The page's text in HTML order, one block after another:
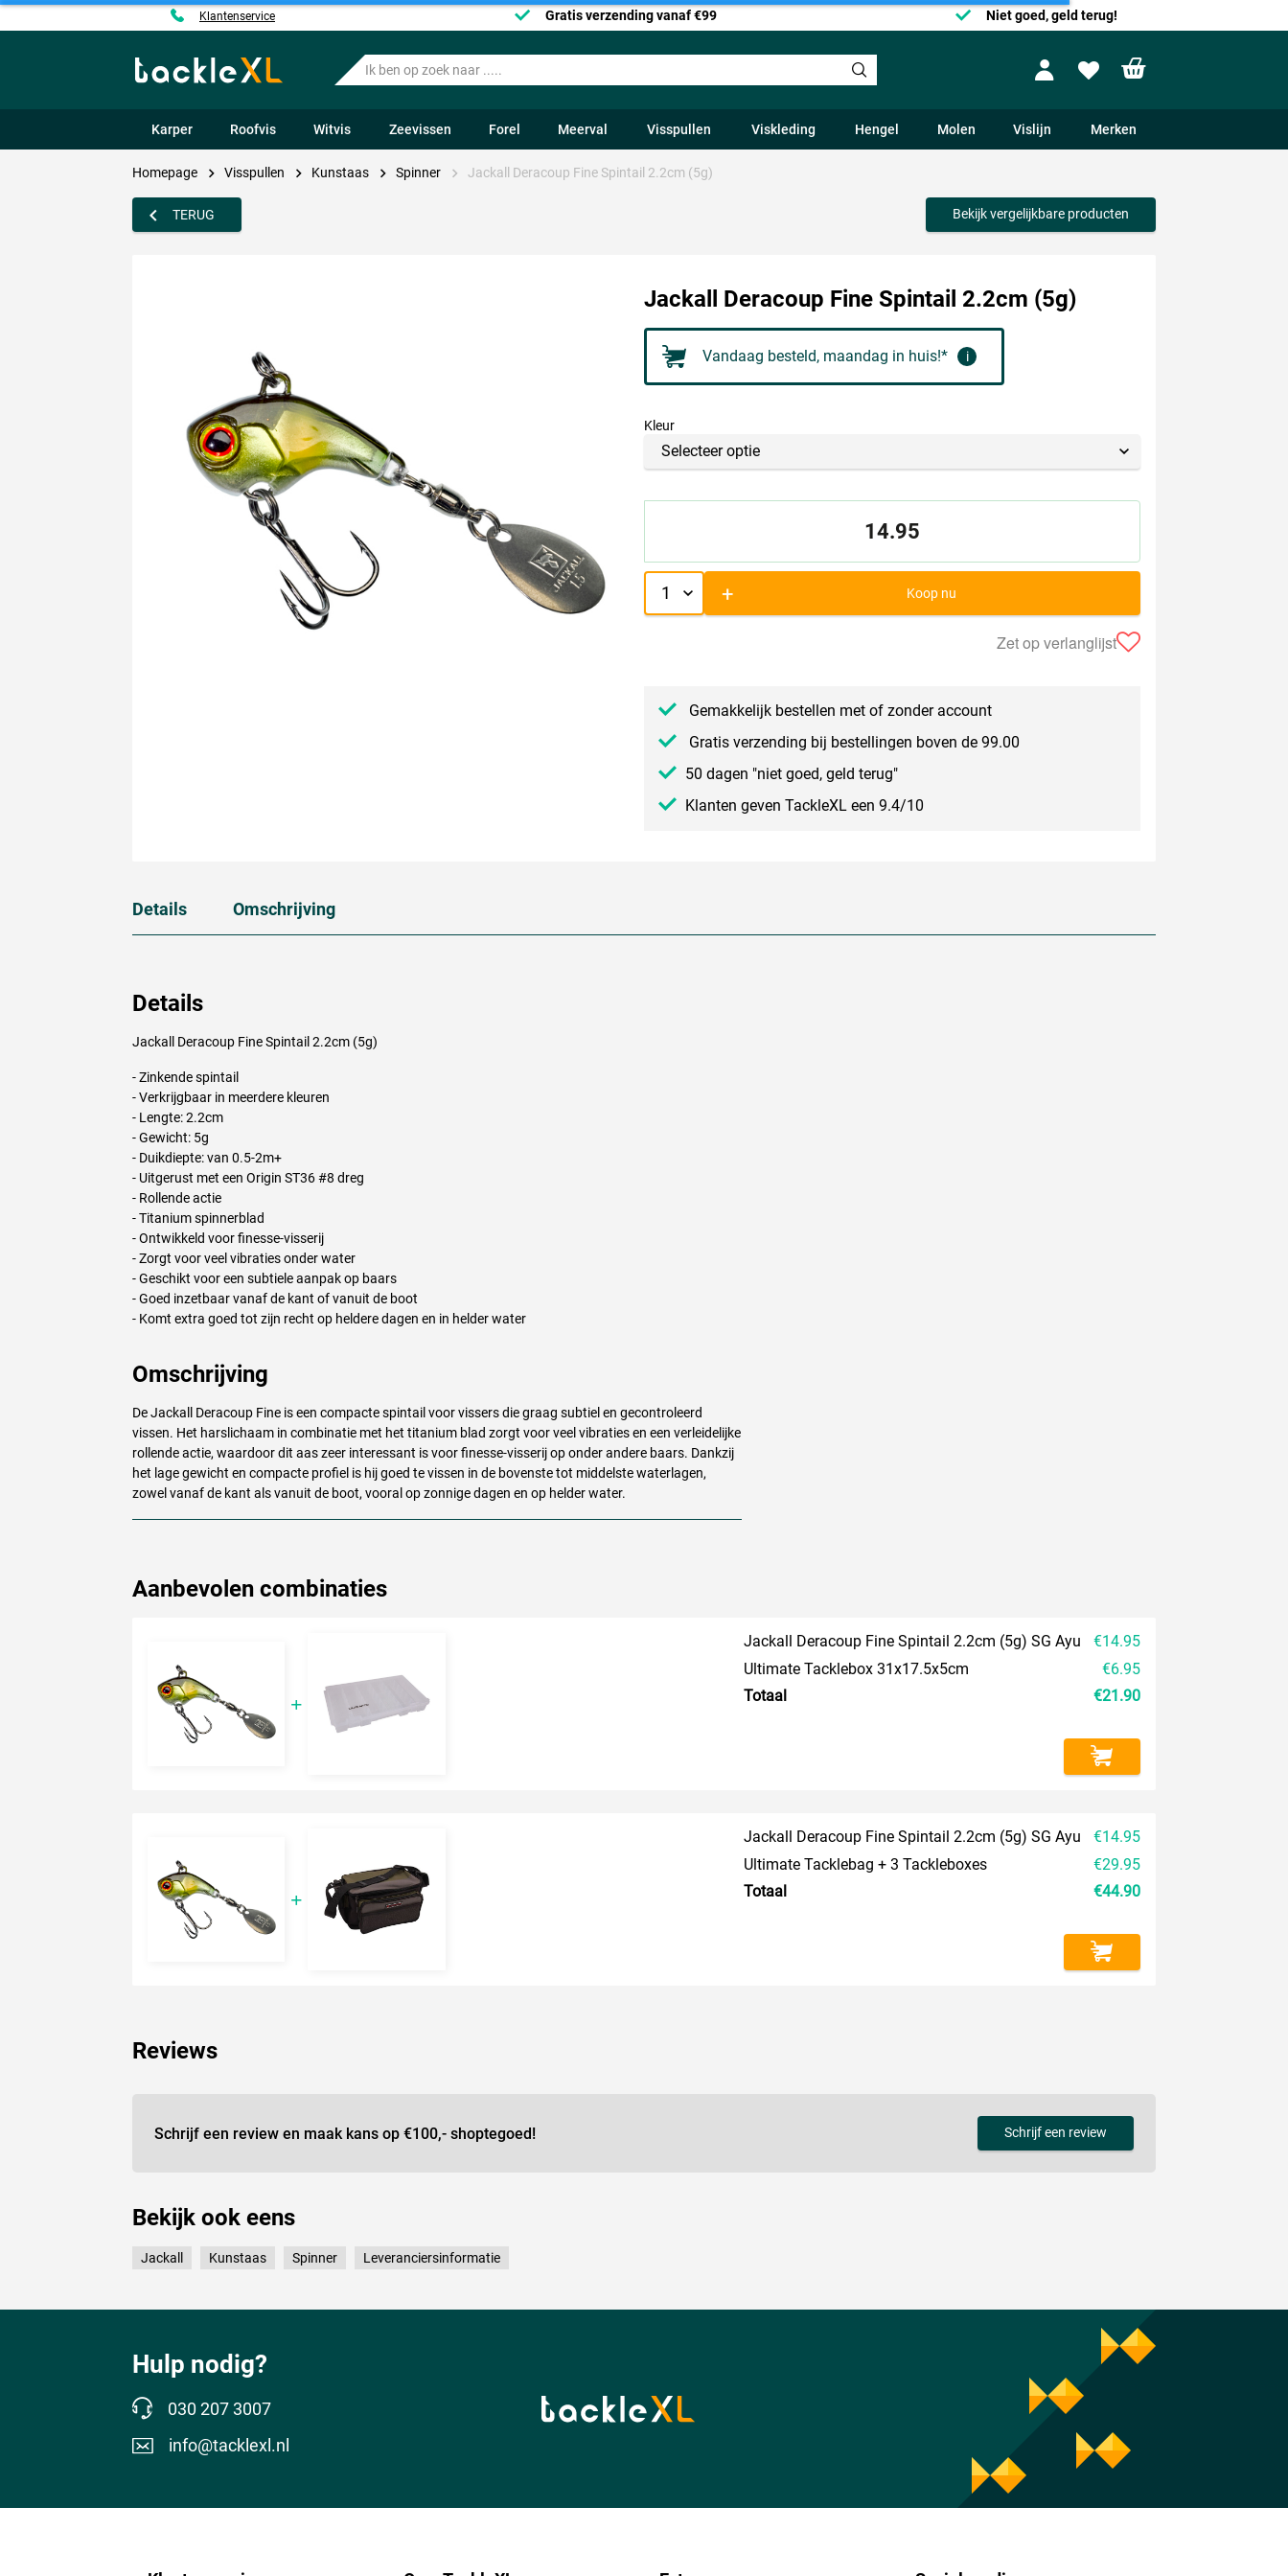
Klantenservice Gratis verzending vanaf €99 Niet goed, geld terug!
Ik
ben
naar
.....
ProfileWishlist
Karper Roofvis Witvis Zeevissen Forel Meerval Visspullen Viskleding Hengel Molen Vislijn Merken
Homepage Visspullen Kunstaas Spinner Jackall Deracoup Fine Spintail 2.2cm (5g)
TERUG Bekijk vergelijkbare producten
Jackall Deracoup Fine Spintail 2.2cm (5g)
Vandaag besteld, maandag in huis!* i
Kleur
14.95
+ Koop nu
Zet op verlanglijst
Gemakkelijk bestellen met of zonder account
Gratis verzending bij bestellingen boven de 99.00
50 dagen "niet goed, geld terug"
Klanten geven TackleXL een 9.4/10
Details Omschrijving
Details
Jackall Deracoup Fine Spintail 2.2cm (5g)
- Zinkende spintail
- Verkrijgbaar in meerdere kleuren
- Lengte: 2.2cm
- Gewicht: 5g
- Duikdiepte: van 0.5-2m+
- Uitgerust met een Origin ST36 #8 dreg
- Rollende actie
- Titanium spinnerblad
- Ontwikkeld voor finesse-visserij
- Zorgt voor veel vibraties onder water
- Geschikt voor een subtiele aanpak op baars
- Goed inzetbaar vanaf de kant of vanuit de boot
- Komt extra goed tot zijn recht op heldere dagen en in helder water
Omschrijving
De Jackall Deracoup Fine is een compacte spintail voor vissers die graag subtiel en gecontroleerd
vissen. Het harslichaam in combinatie met het titanium blad zorgt voor veel vibraties en een verleidelijke
rollende actie, waardoor dit aas zeer interessant is voor finesse-visserij op onder andere baars. Dankzij
het lage gewicht en compacte profiel is hij goed te vissen in de bovenste tot middelste waterlagen,
zowel vanaf de kant als vanuit de boot, vooral op zonnige dagen en op helder water.
Aanbevolen combinaties
Jackall Deracoup Fine Spintail 2.2cm (5g) SG Ayu
€14.95
Ultimate Tacklebox 31x17.5x5cm
€6.95
Totaal
€21.90
Jackall Deracoup Fine Spintail 2.2cm (5g) SG Ayu
€14.95
Ultimate Tacklebag + 3 Tackleboxes
€29.95
Totaal
€44.90
Reviews
Schrijf een review en maak kans op €100,- shoptegoed! Schrijf een review
Bekijk ook eens
Jackall Kunstaas Spinner Leveranciersinformatie
Hulp nodig?
030 207 3007
info@tacklexl.nl